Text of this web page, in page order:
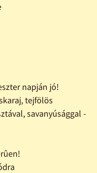
napján jó!
tejfölös
savanyúsággal -